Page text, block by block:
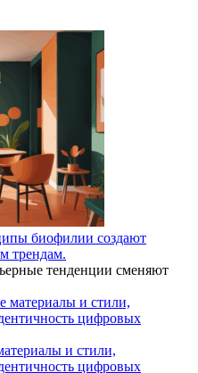
биофилии создают
трендам.
тенденции сменяют
и стили,
цифровых